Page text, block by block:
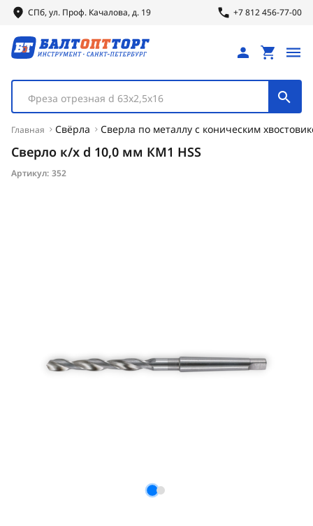
СПб, ул. Проф. Качалова, д. 19 +7 812 456-77-00
Фреза отрезная d 63х2,5х16
Главная Свёрла Сверла по металлу с коническим
Сверло к/х d 10,0 мм КМ1 HSS
Артикул: 352